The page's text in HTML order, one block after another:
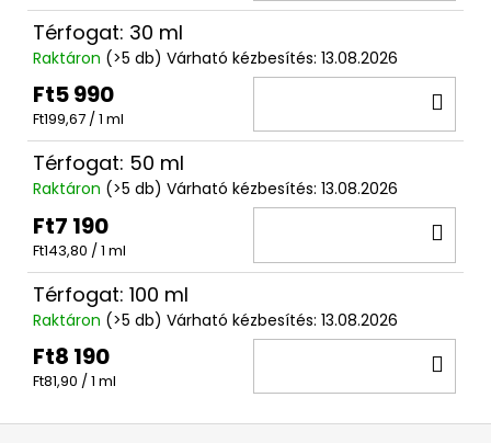
Térfogat: 30 ml
Raktáron (>5 db) Várható kézbesítés: 13.08.2026
Ft5 990
Egységár:
Ft199,67 / 1 ml
Térfogat: 50 ml
Raktáron (>5 db) Várható kézbesítés: 13.08.2026
Ft7 190
Egységár:
Ft143,80 / 1 ml
Térfogat: 100 ml
Raktáron (>5 db) Várható kézbesítés: 13.08.2026
Ft8 190
Egységár:
Ft81,90 / 1 ml